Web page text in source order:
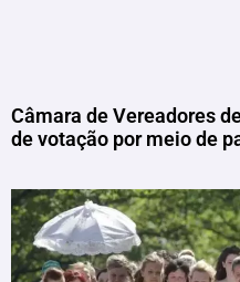
Câmara de Vereadores
de votação por meio de